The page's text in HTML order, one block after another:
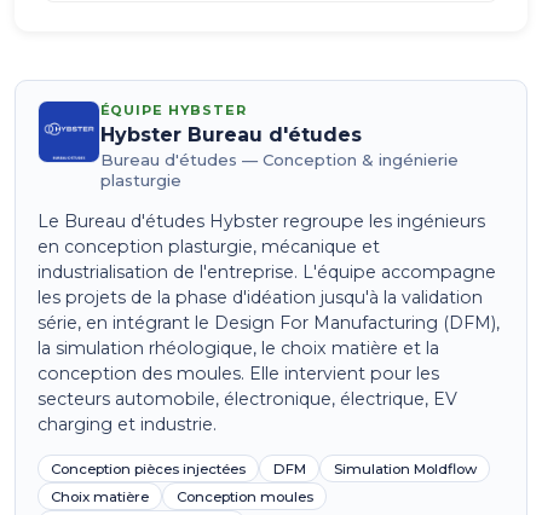
ÉQUIPE HYBSTER
Hybster Bureau d'études
Bureau d'études — Conception & ingénierie
plasturgie
Le Bureau d'études Hybster regroupe les ingénieurs
en conception plasturgie, mécanique et
industrialisation de l'entreprise. L'équipe accompagne
les projets de la phase d'idéation jusqu'à la validation
série, en intégrant le Design For Manufacturing (DFM),
la simulation rhéologique, le choix matière et la
conception des moules. Elle intervient pour les
secteurs automobile, électronique, électrique, EV
charging et industrie.
Conception pièces injectées DFM
Simulation Moldflow
Choix matière
Conception moules